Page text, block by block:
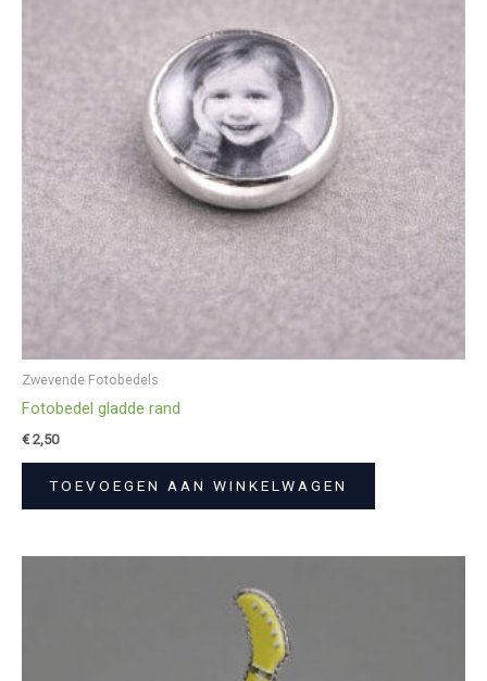
Zwevende Fotobedels
Fotobedel gladde rand
€2,50
TOEVOEGEN AAN WINKELWAGEN